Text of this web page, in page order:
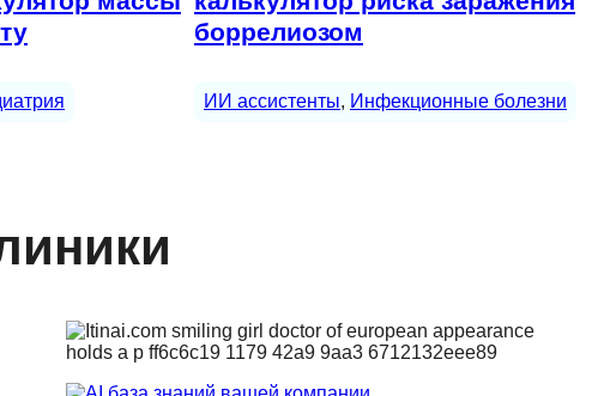
боррелиозом
ИИ ассистенты, Инфекционные болезни